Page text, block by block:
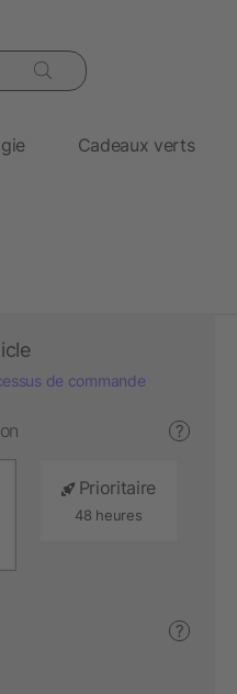
Cadeaux verts
de commande
?
Prioritaire
48 heures
?